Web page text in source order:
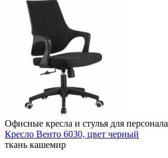
Офисные кресла и стулья для персонала
Кресло Венто 6030, цвет черный
ткань кашемир